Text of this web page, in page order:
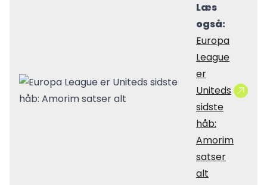
Læs
også:
Europa
League
er
Uniteds
sidste
håb:
Amorim
satser
alt